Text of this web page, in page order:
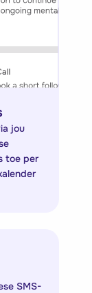
jou
toe per
SMS-